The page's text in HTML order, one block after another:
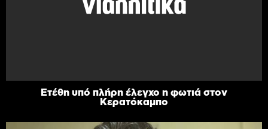
Ετέθη υπό πλήρη έλεγχο η φωτιά στον
Κερατόκαμπο